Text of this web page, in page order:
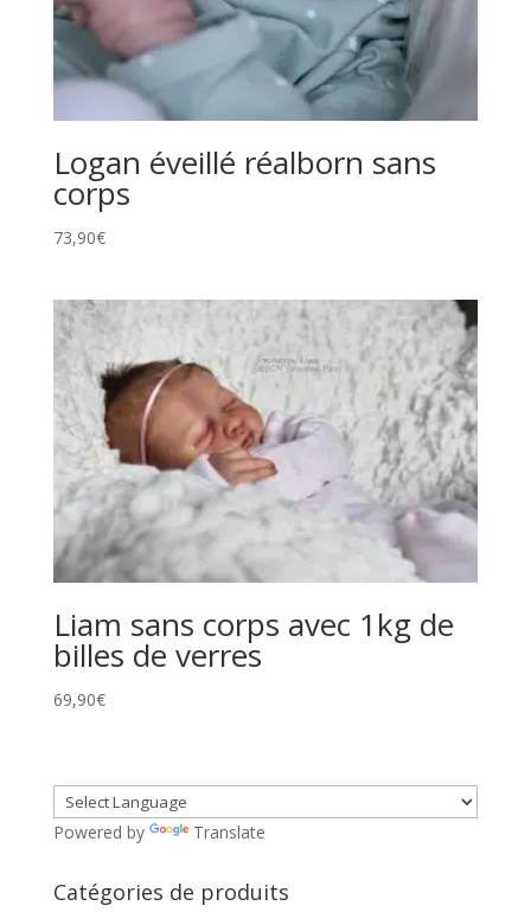
Logan éveillé réalborn sans
corps
73,90€
Liam sans corps avec 1kg de
billes de verres
69,90€
Powered by Translate
Catégories de produits